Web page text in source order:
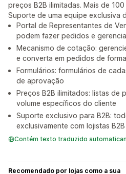
preços B2B ilimitadas. Mais de
Suporte de uma equipe exclusiva
Portal de Representantes de
podem fazer pedidos e
Mecanismo de cotação:
e converta em pedidos de
Formulários: formulários de
de aprovação
Preços B2B ilimitados: listas de
volume específicos do cliente
Suporte exclusivo para B2B:
exclusivamente com lojistas B2B
Contém texto traduzido
Recomendado por lojas como a sua